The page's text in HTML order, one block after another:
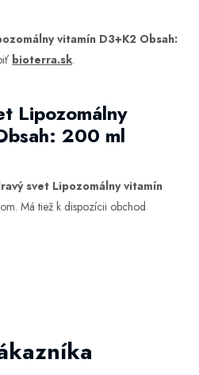
vitamín D3+K2 Obsah:
bioterra.sk.
Lipozomálny
200 ml
svet Lipozomálny vitamín
Má tiež k dispozícii obchod